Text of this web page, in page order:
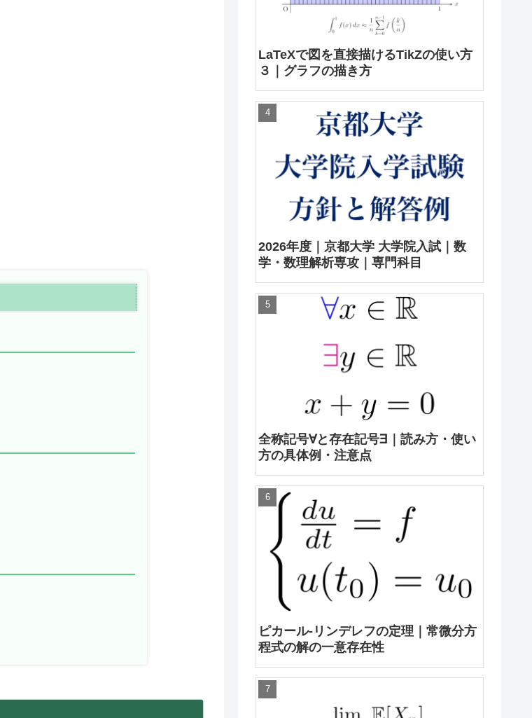
LaTeXで図を直接描けるTikZの使い方
３｜グラフの描き方
2026年度｜京都大学 大学院入試｜数
学・数理解析専攻｜専門科目
全称記号∀と存在記号∃｜読み方・使い
方の具体例・注意点
ピカール-リンデレフの定理｜常微分方
程式の解の一意存在性